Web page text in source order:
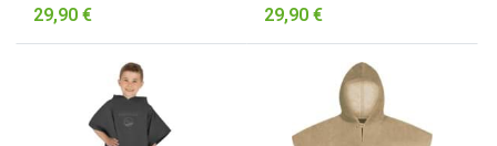
29,90 € 29,90 €